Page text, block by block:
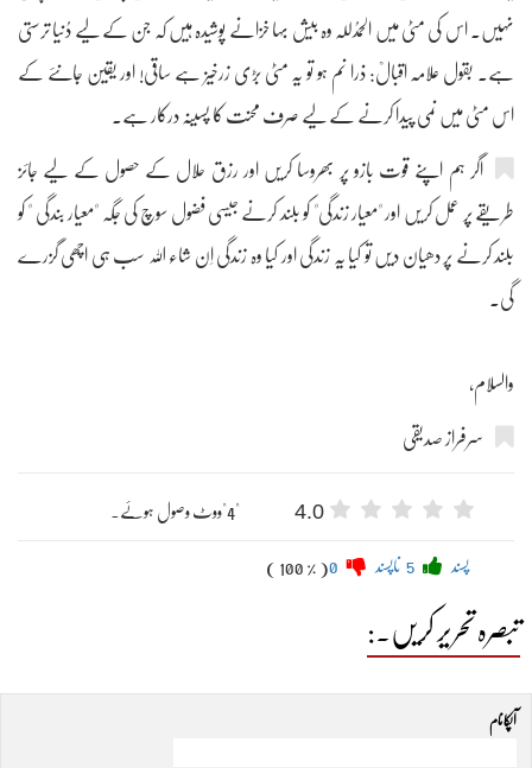
نہیں۔ اس کی مٹی میں الحمدُللہ وہ بیش بہا خزانے پوشیدہ ہیں کہ جن کے لیے دُنیا ترستی
ہے۔ بقول علامہ اقبالؒ: ذرا نم ہو تو یہ مٹی بڑی زرخیز ہے ساقی! اور یقین جانئے کے
اس مٹی میں نمی پیدا کرنے کے لیے صرف محنت کا پسینہ درکار ہے۔
اگر ہم اپنے قوت بازو پر بھروسا کریں اور رزق حلال کے حصول کے لیے جائز
طریقے پر عمل کریں اور "معیار زندگی" کو بلند کرنے جیسی فضول سوچ کی جگہ "معیار بندگی " کو
بلند کرنے پر دھیان دیں تو کیا یہ زندگی اور کیا وہ زندگی اِن شاء اللہ سب ہی اچھی گزرے
گی۔
والسلام،
سرفراز صدیقی
4.0 "4"ووٹ وصول ہوئے۔
پسند ناپسند ( 100 % )
تبصرہ تحریر کریں۔:
آپکا نام